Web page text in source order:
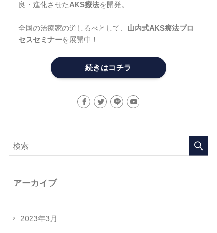
良・進化させたAKS療法を開発。
全国の治療家の道しるべとして、 山内式AKS療法プロ
セスセミナーを展開中！
続きはコチラ
アーカイブ
2023年3月